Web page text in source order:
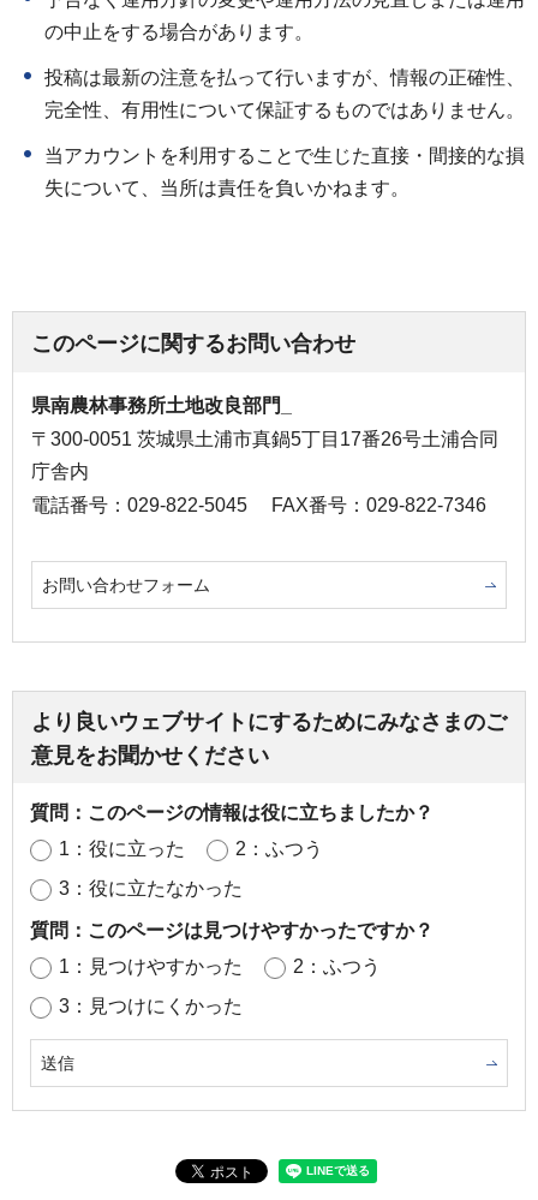
の中止をする場合があります。
投稿は最新の注意を払って行いますが、情報の正確性、
完全性、有用性について保証するものではありません。
当アカウントを利用することで生じた直接・間接的な損
失について、当所は責任を負いかねます。
このページに関するお問い合わせ
県南農林事務所土地改良部門_
〒300-0051 茨城県土浦市真鍋5丁目17番26号土浦合同
庁舎内
電話番号：029-822-5045
FAX番号：029-822-7346
お問い合わせフォーム
より良いウェブサイトにするためにみなさまのご
意見をお聞かせください
質問：このページの情報は役に立ちましたか？
1：役に立った
2：ふつう
3：役に立たなかった
質問：このページは見つけやすかったですか？
1：見つけやすかった
2：ふつう
3：見つけにくかった